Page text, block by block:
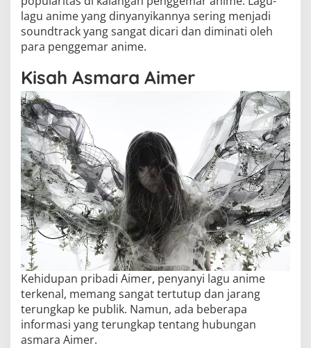
lagu anime yang dinyanyikannya sering menjadi
soundtrack yang sangat dicari dan diminati oleh
para penggemar anime.
Kisah Asmara Aimer
Kehidupan pribadi Aimer, penyanyi lagu anime
terkenal, memang sangat tertutup dan jarang
terungkap ke publik. Namun, ada beberapa
informasi yang terungkap tentang hubungan
asmara Aimer.